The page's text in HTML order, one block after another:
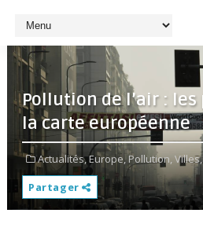
Pollution de l’air :
la carte européenne
Actualités,Europe,Pollution, Villes,
Partager